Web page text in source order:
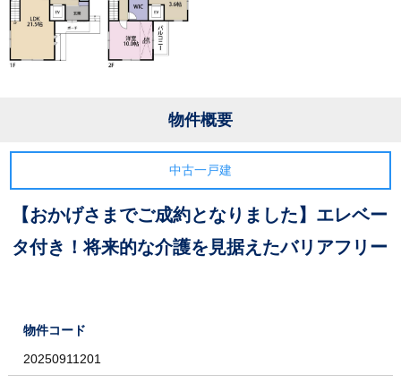
物件概要
中古一戸建
【おかげさまでご成約となりました】エレベー
タ付き！将来的な介護を見据えたバリアフリー
物件コード
20250911201